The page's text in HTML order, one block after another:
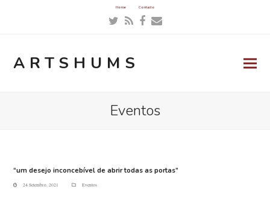
Home Contacto
Twitter
RSSFacebook
Email
ARTSHUMS
Eventos
“um desejo inconcebível de abrir todas as portas”
24 Setembro, 2021 Eventos